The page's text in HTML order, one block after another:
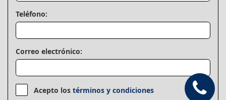
Teléfono:
Correo electrónico:
Acepto los términos y condiciones